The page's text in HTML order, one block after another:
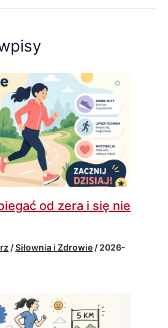
od zera i się nie
/Siłownia i Zdrowie / 2026-